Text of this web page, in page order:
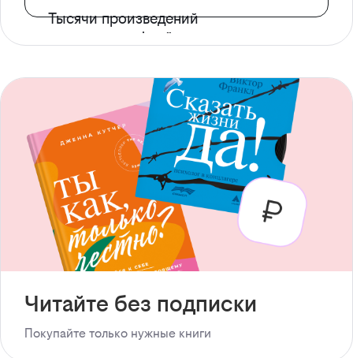
Тысячи произведений
с доступом офлайн
Читайте без подписки
Покупайте только нужные книги